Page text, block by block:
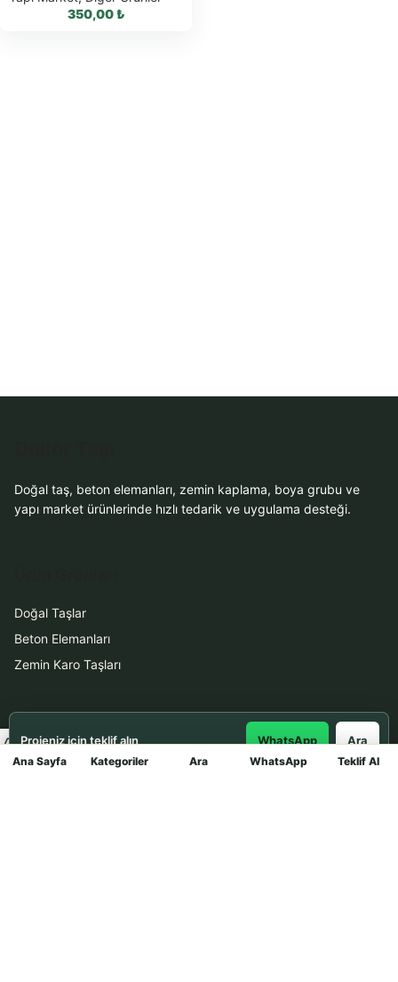
350,00₺
Ana Sayfa Kategoriler Ara WhatsApp Teklif Al
Doğal taş, beton elemanları, zemin kaplama, boya grubu ve
yapı market ürünlerinde hızlı tedarik ve uygulama desteği.
Doğal Taşlar
Beton Elemanları
Zemin Karo Taşları
Hizmetler
Uygulama
Projeniz için teklif alın WhatsApp Ara